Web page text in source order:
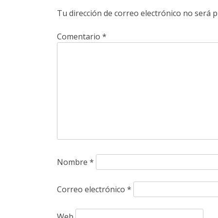
Tu dirección de correo electrónico no será
Comentario *
Nombre *
Correo electrónico *